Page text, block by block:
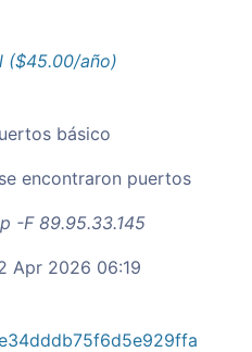
($45.00/año)
básico
encontraron puertos
-F 89.95.33.145
Apr 2026 06:19